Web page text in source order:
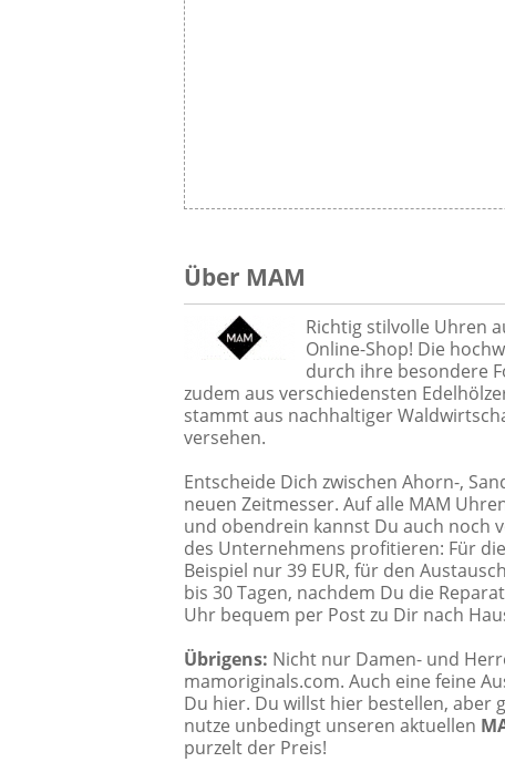
Über MAM
Richtig stilvolle Uhren
Online-Shop! Die
durch ihre besondere
zudem aus verschiedensten
stammt aus nachhaltiger
versehen.
Entscheide Dich zwischen Ahorn-,
neuen Zeitmesser. Auf alle MAM
und obendrein kannst Du auch noch
des Unternehmens profitieren: Für
Beispiel nur 39 EUR, für den
bis 30 Tagen, nachdem Du die
Uhr bequem per Post zu Dir nach
Übrigens: Nicht nur Damen- und
mamoriginals.com. Auch eine feine
Du hier. Du willst hier bestellen, aber
nutze unbedingt unseren aktuellen
purzelt der Preis!